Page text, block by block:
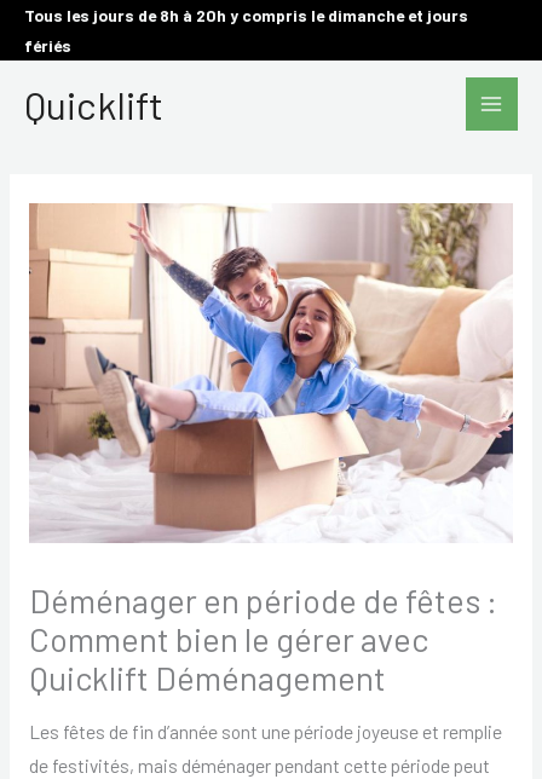
AllerTous les jours de 8h à 20h y compris le dimanche et jours
fériés
Quicklift
Main
Déménager en période de fêtes :
Comment bien le gérer avec
Quicklift Déménagement
Les fêtes de fin d’année sont une période joyeuse et remplie
de festivités, mais déménager pendant cette période peut